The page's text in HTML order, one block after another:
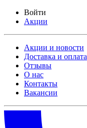
Войти
Акции
Акции и новости
Доставка и оплата
Отзывы
О нас
Контакты
Вакансии